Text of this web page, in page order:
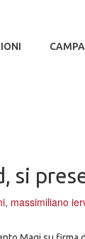
si
, massimiliano